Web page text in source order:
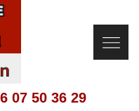
07 50 36 29